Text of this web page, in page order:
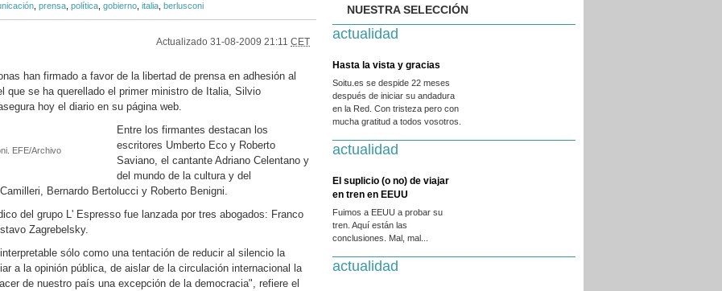
prensa política gobierno italia berlusconi
Actualizado 31-08-2009 21:11 CET
han firmado a favor de la libertad de prensa en adhesión al
que se ha querellado el primer ministro de Italia, Silvio
hoy el diario en su página web.
EFE/Archivo
Entre los firmantes destacan los
escritores Umberto Eco y Roberto
Saviano, el cantante Adriano Celentano y
del mundo de la cultura y del
Bernardo Bertolucci y Roberto Benigni.
del grupo L' Espresso fue lanzada por tres abogados: Franco
Zagrebelsky.
sólo como una tentación de reducir al silencio la
a la opinión pública, de aislar de la circulación internacional la
de nuestro país una excepción de la democracia", refiere el
NUESTRA SELECCIÓN
actualidad
Hasta la vista y gracias
Soitu.es se despide 22 meses
después de iniciar su andadura
en la Red. Con tristeza pero con
mucha gratitud a todos vosotros.
actualidad
El suplicio (o no) de viajar
en tren en EEUU
Fuimos a EEUU a probar su
tren. Aquí están las
conclusiones. Mal, mal...
actualidad